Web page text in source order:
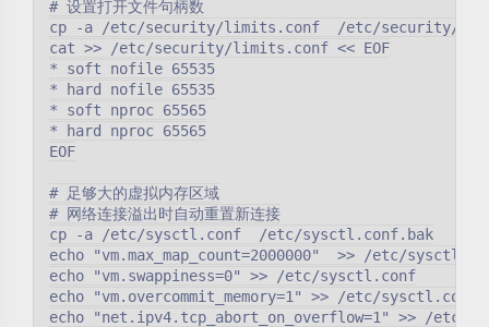
# 设置打开文件句柄数
cp -a /etc/security/limits.conf  /etc/security/
cat >> /etc/security/limits.conf << EOF
* soft nofile 65535
* hard nofile 65535
* soft nproc 65565
* hard nproc 65565
EOF
# 足够大的虚拟内存区域
# 网络连接溢出时自动重置新连接
cp -a /etc/sysctl.conf  /etc/sysctl.conf.bak
echo "vm.max_map_count=2000000"  >> /etc/
echo "vm.swappiness=0" >> /etc/sysctl.conf
echo "vm.overcommit_memory=1" >> /etc/sysctl.conf
echo "net.ipv4.tcp_abort_on_overflow=1" >> /etc/